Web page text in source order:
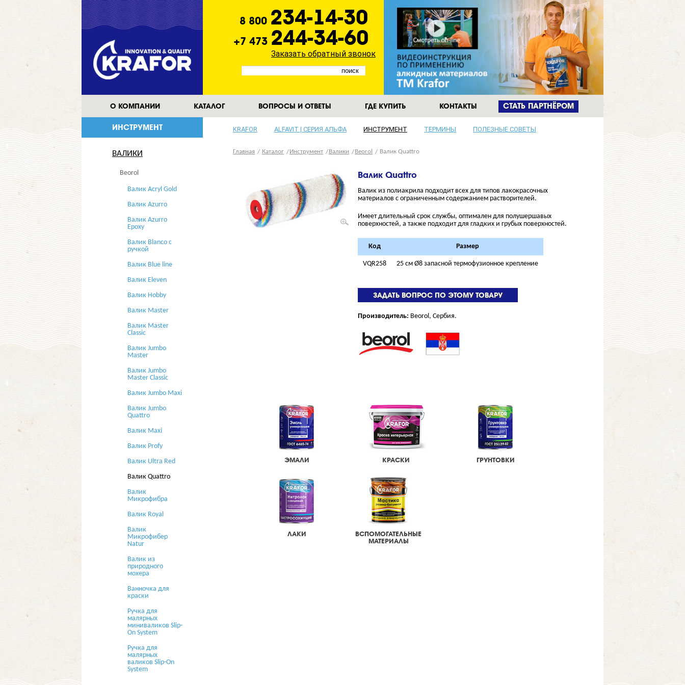
8 800 234-14-30
+7 473 244-34-60
Заказать обратный звонок
О КОМПАНИИ КАТАЛОГ ВОПРОСЫ И ОТВЕТЫ ГДЕ КУПИТЬ КОНТАКТЫ CТАТЬ ПАРТНЁРОМ
ИНСТРУМЕНТ
ВАЛИКИ
Beorol
Валик Acryl Gold
Валик Azurro
Валик Azurro
Epoxy
Валик Blanco с
ручкой
Валик Blue line
Валик Eleven
Валик Hobby
Валик Master
Валик Master
Classic
Валик Jumbo
Master
Валик Jumbo
Master Classic
Валик Jumbo Maxi
Валик Jumbo
Quattro
Валик Maxi
Валик Profy
Валик Ultra Red
Валик Quattro
Валик
Микрофибра
Валик Royal
Валик
Микрофибер
Natur
Валик из
природного
мохера
Ванночка для
краски
Ручка для
малярных
миниваликов Slip-
On System
Ручка для
малярных
валиков Slip-On
System
KRAFOR ALFAVIT | СЕРИЯ АЛЬФА ИНСТРУМЕНТ ТЕРМИНЫ ПОЛЕЗНЫЕ СОВЕТЫ
Главная Каталог Инструмент Валики Beorol Валик Quattro
Валик Quattro
Валик из полиакрила подходит всех для типов лакокрасочных
материалов с ограниченным содержанием растворителей.
Имеет длительный срок службы, оптимален для полушершавых
поверхностей, а также подходит для гладких и грубых поверхностей.
Код Размер
VQR258 25 см Ø8 запасной термофузионное крепление
ЗАДАТЬ ВОПРОС ПО ЭТОМУ ТОВАРУ
Производитель: Beorol, Сербия.
ЭМАЛИ КРАСКИ ГРУНТОВКИ
ЛАКИ
ВСПОМОГАТЕЛЬНЫЕ
МАТЕРИАЛЫ